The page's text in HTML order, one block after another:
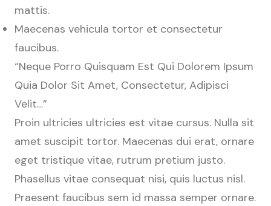
mattis.
Maecenas vehicula tortor et consectetur
faucibus.
“Neque Porro Quisquam Est Qui Dolorem Ipsum
Quia Dolor Sit Amet, Consectetur, Adipisci
Velit…”
Proin ultricies ultricies est vitae cursus. Nulla sit
amet suscipit tortor. Maecenas dui erat, ornare
eget tristique vitae, rutrum pretium justo.
Phasellus vitae consequat nisi, quis luctus nisl.
Praesent faucibus sem id massa semper ornare.